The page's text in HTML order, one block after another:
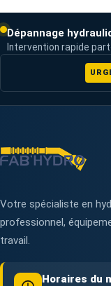
Dépannage
Intervention rapide
Votre spécialiste en
professionnel,
travail.
Horaires du